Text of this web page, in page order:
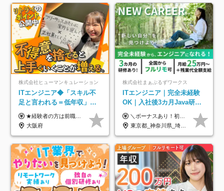
株式会社ヒューマンキュレーション
ITエンジニア◆「スキル不
足と言われる＝低年収」で
はない！｜ 不安を克服し、
年収アップした社員の実例
★経験者の方は前職の年収以上を保証します ★案件単価を開示した上で80％以上を還元します 月給25万円以上＋賞与年2回 ※経験や能力を考慮の上で優遇します ※試用期間が3ヶ月(その間の給与・待遇・雇用形態に変更はありません) ※月給には月20時間分のみなし残業手当(5万円)を含みます(超過分は別途支給) ★残業平均は月10時間以下ですので、毎月10時間分程度はお得です！
大阪府
株式会社まぁぶるずワークス
ITエンジニア｜完全未経験
OK｜入社後3カ月Java研修
｜リモート率8割以上｜充実
のキャリア支援｜残業月10h
＼ボーナスあり！初年度から年収300万円以上／ ■月給25万円～35万円＋残業代全額支給＋各種手当＋賞与年1回 ◎経験・年齢・スキルなどを考慮し、できるだけ優遇します ◎試用期間中(3カ月)は契約社員で、月給21万円＋諸手当になります。 (試用期間中は残業が発生しません。その他の待遇に変更はありません) ----------------- ＼3つの評価軸！実力次第で早期収入アップ！／ 【1】スキル(IT理解、実装力、設計) 【2】実務力(現場評価、コミュ力、品質) 【3】姿勢(自走力、意欲、責任感) この3つの評価軸で、3カ月ごとに評価。社内グレードにより、給与が決まる明確な仕組みです。何ができれば給与が上がるのか分かりやすく、実力や努力次第で早期に収入を増やせます！ 【固定残業代について】 なし（残業代は、実際の労働時間に応じて別途全額支給）
東京都_神奈川県_埼玉県_千葉県_大阪府_愛知県_北海道_青森県_岩手県_宮城県_秋田県_山形県_福島県_茨城県_栃木県_群馬県_新潟県_山梨県_長野県_富山県_石川県_福井県_静岡県_岐阜県_三重県_兵庫県_京都府_滋賀県_奈良県_和歌山県_広島県_岡山県_鳥取県_島根県_山口県_徳島県_香川県_愛媛県_高知県_福岡県_熊本県_佐賀県_長崎県_大分県_宮崎県_鹿児島県_沖縄県